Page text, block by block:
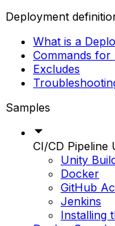
Deployment
What is a
Commands for
Excludes
Samples
CI/CD Pipeline
Unity
Docker
GitHub
Jenkins
Installing